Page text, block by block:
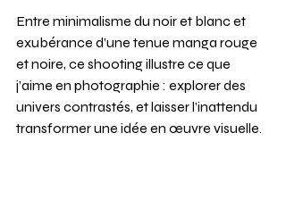
Entre minimalisme du noir et blanc et
exubérance d’une tenue manga rouge
et noire, ce shooting illustre ce que
j’aime en photographie : explorer des
univers contrastés, et laisser l’inattendu
transformer une idée en œuvre visuelle.